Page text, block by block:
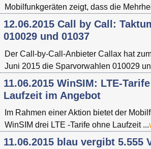
Mobilfunkgeräten zeigt, dass die
12.06.2015 Call by Call:
010029 und 01037
Der Call-by-Call-Anbieter Callax hat
Juni 2015 die Sparvorwahlen 010029
11.06.2015 WinSIM: LTE-
Laufzeit im Angebot
Im Rahmen einer Aktion bietet der
WinSIM drei LTE -Tarife ohne Laufzeit ...
11.06.2015 blau vergibt 5.555